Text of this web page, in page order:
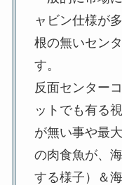
ャビン仕様が
根の無いセン
す。
反面センター
ットでも有る
が無い事や最
の肉食魚が、
する様子）＆